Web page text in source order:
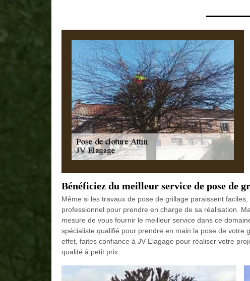
Bénéficiez du meilleur service de pose de
Même si les travaux de pose de grillage paraissent
professionnel pour prendre en charge de sa réalisation.
mesure de vous fournir le meilleur service dans ce
spécialiste qualifié pour prendre en main la pose de votre
effet, faites confiance à JV Elagage pour réaliser votre
qualité à petit prix.